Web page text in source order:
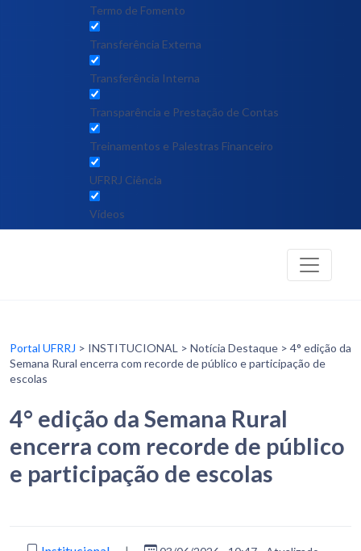
Termo de Fomento
Transferência Externa
Transferência Interna
Transparência e Prestação de Contas
Treinamentos e Palestras Financeiro
UFRRJ Ciência
Vídeos
Portal UFRRJ > INSTITUCIONAL > Notícia Destaque > 4° edição da
Semana Rural encerra com recorde de público e participação de
escolas
4° edição da Semana Rural
encerra com recorde de público
e participação de escolas